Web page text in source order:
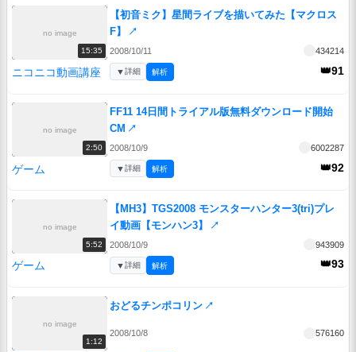
no image
15:35
【初音ミク】星間ライブを描いてみた【マクロス
F】
↗
2008/10/11 434214
ニコニコ動画講座 👑91
▼詳細 解析
no image
2:50
FF11 14日間トライアル版無料ダウンロード開始
CM ↗
2008/10/9 6002287
ゲーム 👑92
▼詳細 解析
no image
5:52
【MH3】TGS2008 モンスターハンター3(tri)プレ
イ動画【モンハン3】
↗
2008/10/9 943909
ゲーム 👑93
▼詳細 解析
no image
1:12
おどるチンポコリン ↗
2008/10/8 576160